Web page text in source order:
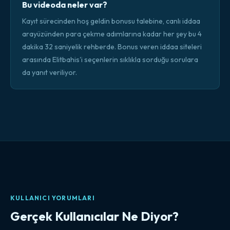
Bu videoda neler var?
Kayıt sürecinden hoş geldin bonusu talebine, canlı iddaa
arayüzünden para çekme adımlarına kadar her şey bu 4
dakika 32 saniyelik rehberde. Bonus veren iddaa siteleri
arasında Elitbahis'i seçenlerin sıklıkla sorduğu sorulara
da yanıt veriliyor.
KULLANICI YORUMLARI
Gerçek Kullanıcılar Ne Diyor?